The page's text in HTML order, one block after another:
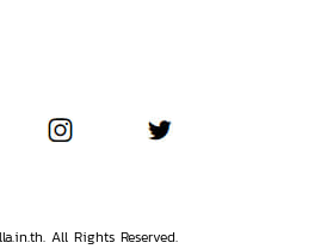
All Rights Reserved.